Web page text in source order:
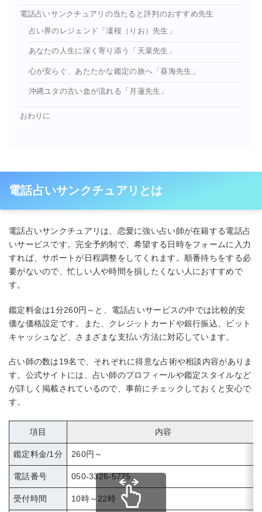
電話占いサンクチュアリの当たると評判のおすすめ先生
占い界のレジェンド「凜桜（りお）先生」
あなたの人生に深く寄り添う「天菜先生」
心が安らぐ、あたたかな鑑定の旅へ「葵海先生」
沖縄ユタの古い血が流れる「月蓮先生」
おわりに
電話占いサンクチュアリとは
電話占いサンクチュアリは、恋愛に強い占い師が在籍する電話占
いサービスです。完全予約制で、希望する日時をフォームに入力
すれば、サポートが日程調整をしてくれます。順番待ちをする必
要がないので、忙しい人や時間を損したくない人におすすめで
す。
鑑定料金は1分260円～と、電話占いサービスの中では比較的安
価な価格設定です。また、クレジットカードや銀行振込、ビット
キャッシュなど、さまざまな支払い方法に対応しています。
占い師の数は19名で、それぞれに得意な占術や相談内容がありま
す。公式サイトには、占い師のプロフィールや鑑定スタイルなど
が詳しく掲載されているので、事前にチェックしておくと安心で
す。
項目 内容
鑑定料金/1分 260円～
電話番号 050-3326-5775
受付時間 10時～22時